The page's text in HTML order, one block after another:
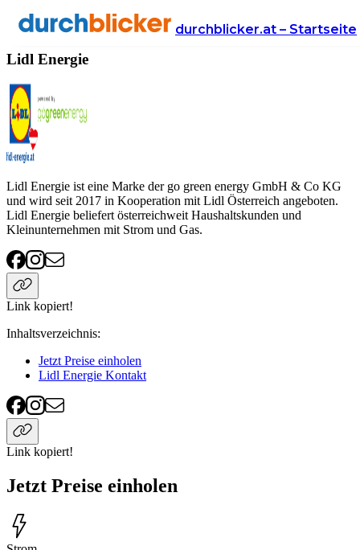
durchblicker.at – Startseite
Anbieter Energie Lidl Energie
Lidl Energie
Lidl Energie ist eine Marke der go green energy GmbH & Co KG
und wird seit 2017 in Kooperation mit Lidl Österreich angeboten.
Lidl Energie beliefert österreichweit Haushaltskunden und
Kleinunternehmen mit Strom und Gas.
Link kopiert!
Inhaltsverzeichnis:
Jetzt Preise einholen
Lidl Energie Kontakt
Link kopiert!
Jetzt Preise einholen